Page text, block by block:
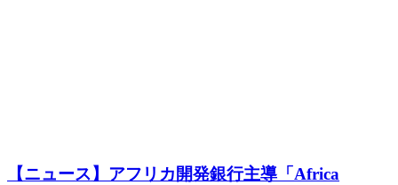
【ニュース】アフリカ開発銀行主導「Africa